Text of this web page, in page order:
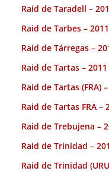
Raid de Taradell –
Raid de Tarbes – 2011
Raid de Tárregas –
Raid de Tartas – 2011
Raid de Tartas (FRA)
Raid de Tartas FRA –
Raid de Trebujena –
Raid de Trinidad –
Raid de Trinidad